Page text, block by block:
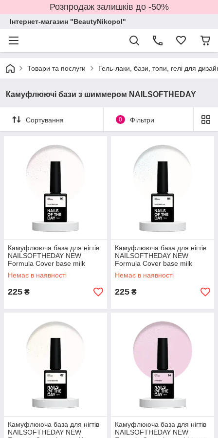
Розпродаж залишків до -50%
Інтернет-магазин "BeautyNikopol"
Товари та послуги Гель-лаки, бази, топи, гелі для
Камуфлюючі бази з шиммером NAILSOFTHEDAY
Сортування 0 Фільтри
Камуфлююча база для нігтів
NAILSOFTHEDAY NEW
Formula Cover base milk
shimmer 05, 10 мл
Немає в наявності
225 ₴
Камуфлююча база для нігтів
NAILSOFTHEDAY NEW
Formula Cover base milk
shimmer 06, 10 мл
Немає в наявності
225 ₴
Камуфлююча база для нігтів
NAILSOFTHEDAY NEW
Камуфлююча база для нігтів
NAILSOFTHEDAY NEW